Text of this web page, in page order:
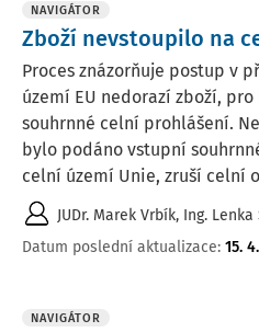
NAVIGÁTOR
Zboží nevstoupilo na
Proces znázorňuje postup v
území EU nedorazí zboží,
souhrnné celní prohlášení.
bylo podáno vstupní
celní území Unie, zruší celní
JUDr. Marek Vrbík, Ing. Lenka
Datum poslední aktualizace: 15.
NAVIGÁTOR